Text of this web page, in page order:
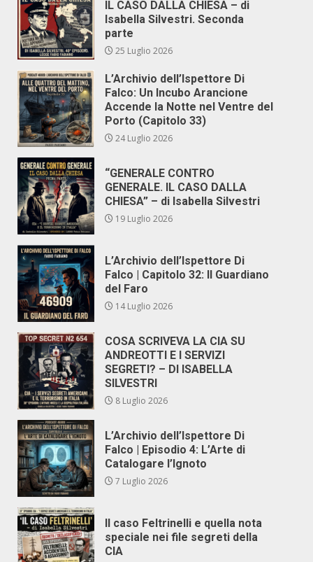
IL CASO DALLA CHIESA – di
Isabella Silvestri. Seconda
parte
25 Luglio 2026
L’Archivio dell’Ispettore Di
Falco: Un Incubo Arancione
Accende la Notte nel Ventre del
Porto (Capitolo 33)
24 Luglio 2026
“GENERALE CONTRO
GENERALE. IL CASO DALLA
CHIESA” – di Isabella Silvestri
19 Luglio 2026
L’Archivio dell’Ispettore Di
Falco | Capitolo 32: Il Guardiano
del Faro
14 Luglio 2026
COSA SCRIVEVA LA CIA SU
ANDREOTTI E I SERVIZI
SEGRETI? – DI ISABELLA
SILVESTRI
8 Luglio 2026
L’Archivio dell’Ispettore Di
Falco | Episodio 4: L’Arte di
Catalogare l’Ignoto
7 Luglio 2026
Il caso Feltrinelli e quella nota
speciale nei file segreti della
CIA